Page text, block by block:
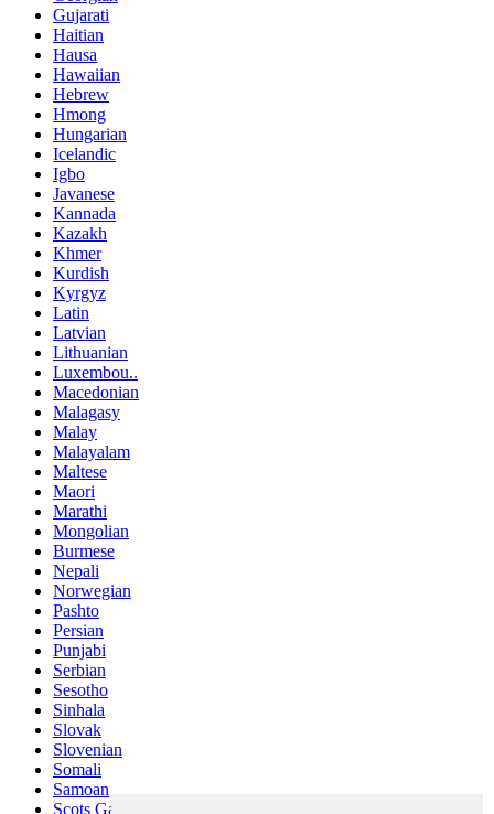
Gujarati
Haitian
Hausa
Hawaiian
Hebrew
Hmong
Hungarian
Icelandic
Igbo
Javanese
Kannada
Kazakh
Khmer
Kurdish
Kyrgyz
Latin
Latvian
Lithuanian
Luxembou..
Macedonian
Malagasy
Malay
Malayalam
Maltese
Maori
Marathi
Mongolian
Burmese
Nepali
Norwegian
Pashto
Persian
Punjabi
Serbian
Sesotho
Sinhala
Slovak
Slovenian
Somali
Samoan
Scots Gaelic